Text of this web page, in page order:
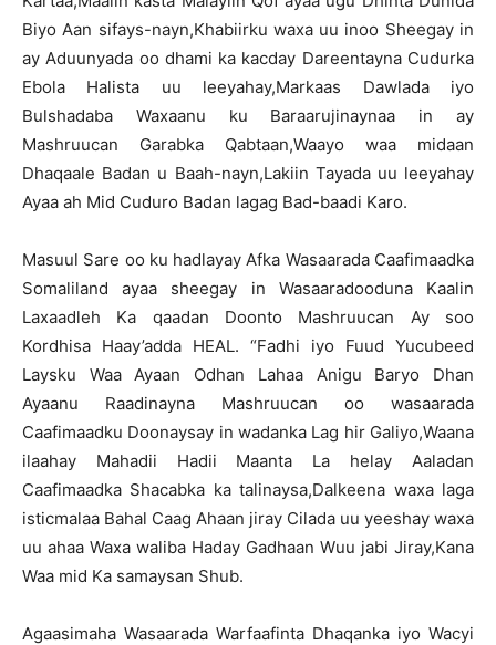
Biyo Aan sifays-nayn,Khabiirku waxa uu inoo Sheegay in
ay Aduunyada oo dhami ka kacday Dareentayna Cudurka
Ebola Halista uu leeyahay,Markaas Dawlada iyo
Bulshadaba Waxaanu ku Baraarujinaynaa in ay
Mashruucan Garabka Qabtaan,Waayo waa midaan
Dhaqaale Badan u Baah-nayn,Lakiin Tayada uu leeyahay
Ayaa ah Mid Cuduro Badan lagag Bad-baadi Karo.
Masuul Sare oo ku hadlayay Afka Wasaarada Caafimaadka
Somaliland ayaa sheegay in Wasaaradooduna Kaalin
Laxaadleh Ka qaadan Doonto Mashruucan Ay soo
Kordhisa Haay’adda HEAL. “Fadhi iyo Fuud Yucubeed
Laysku Waa Ayaan Odhan Lahaa Anigu Baryo Dhan
Ayaanu Raadinayna Mashruucan oo wasaarada
Caafimaadku Doonaysay in wadanka Lag hir Galiyo,Waana
ilaahay Mahadii Hadii Maanta La helay Aaladan
Caafimaadka Shacabka ka talinaysa,Dalkeena waxa laga
isticmalaa Bahal Caag Ahaan jiray Cilada uu yeeshay waxa
uu ahaa Waxa waliba Haday Gadhaan Wuu jabi Jiray,Kana
Waa mid Ka samaysan Shub.
Agaasimaha Wasaarada Warfaafinta Dhaqanka iyo Wacyi